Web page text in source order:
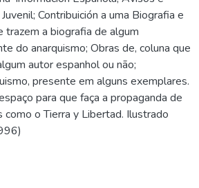
Contribuición a uma Biografia e
trazem a biografia de algum
do anarquismo; Obras de, coluna que
autor espanhol ou não;
presente em alguns exemplares.
para que faça a propaganda de
o Tierra y Libertad. Ilustrado